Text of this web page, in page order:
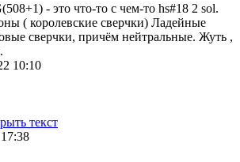
- это что-то с чем-то hs#18 2 sol.
( королевские сверчки) Ладейные
сверчки, причём нейтральные. Жуть ,
10:10
текст